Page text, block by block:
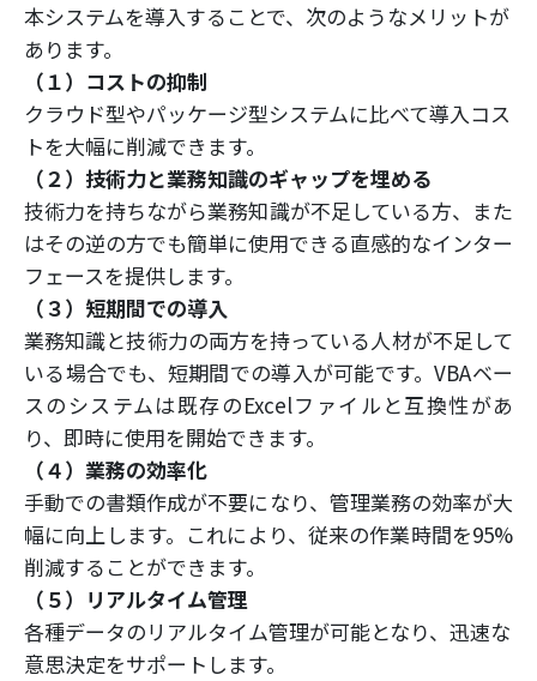
本システムを導入することで、次のようなメリットが
あります。
（１）コストの抑制
クラウド型やパッケージ型システムに比べて導入コス
トを大幅に削減できます。
（２）技術力と業務知識のギャップを埋める
技術力を持ちながら業務知識が不足している方、また
はその逆の方でも簡単に使用できる直感的なインター
フェースを提供します。
（３）短期間での導入
業務知識と技術力の両方を持っている人材が不足して
いる場合でも、短期間での導入が可能です。VBAベー
スのシステムは既存のExcelファイルと互換性があ
り、即時に使用を開始できます。
（４）業務の効率化
手動での書類作成が不要になり、管理業務の効率が大
幅に向上します。これにより、従来の作業時間を95%
削減することができます。
（５）リアルタイム管理
各種データのリアルタイム管理が可能となり、迅速な
意思決定をサポートします。